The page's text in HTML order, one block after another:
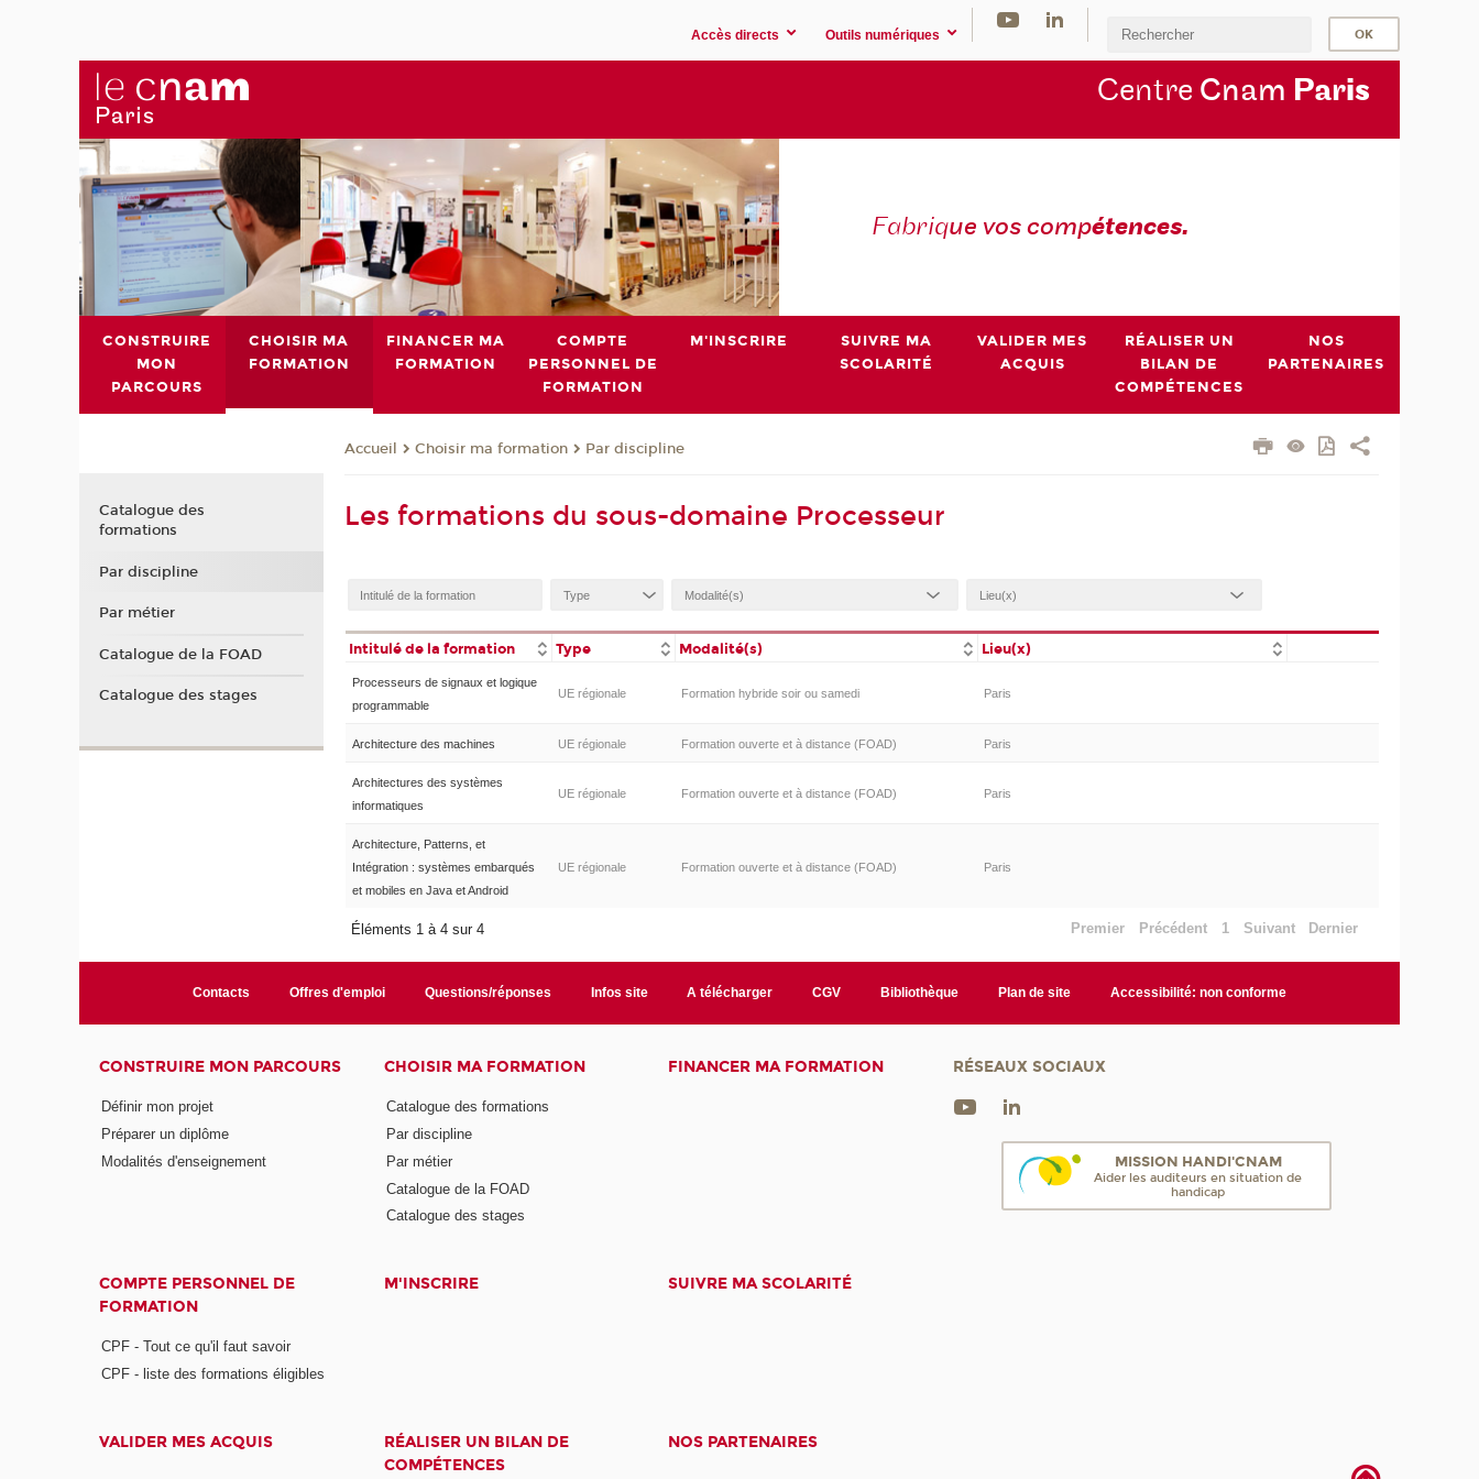
Accès directs Outils numériques
Centre Cnam Paris
Fabrique vos compétences.
CONSTRUIRE
MON
PARCOURS
CHOISIR MA
FORMATION
FINANCER MA
FORMATION
COMPTE
PERSONNEL DE
FORMATION
M'INSCRIRE
SUIVRE MA
SCOLARITÉ
VALIDER MES
ACQUIS
RÉALISER UN
BILAN DE
COMPÉTENCES
NOS
PARTENAIRES
Accueil Choisir ma formation Par discipline
Les formations du sous-domaine Processeur
Intitulé de la formation Type Modalité(s) Lieu(x)
Processeurs de signaux et logique
programmable
UE régionale Formation hybride soir ou samedi Paris
Architecture des machines UE régionale Formation ouverte et à distance (FOAD) Paris
Architectures des systèmes
informatiques
UE régionale Formation ouverte et à distance (FOAD) Paris
Architecture, Patterns, et
Intégration : systèmes embarqués
et mobiles en Java et Android
UE régionale Formation ouverte et à distance (FOAD) Paris
Éléments 1 à 4 sur 4 Premier Précédent 1 Suivant Dernier
Catalogue des
formations
Par discipline
Par métier
Catalogue de la FOAD
Catalogue des stages
Contacts Offres d'emploi Questions/réponses Infos site A télécharger CGV Bibliothèque Plan de site Accessibilité: non conforme
CONSTRUIRE MON PARCOURS
Définir mon projet
Préparer un diplôme
Modalités d'enseignement
CHOISIR MA FORMATION
Catalogue des formations
Par discipline
Par métier
Catalogue de la FOAD
Catalogue des stages
FINANCER MA FORMATION
COMPTE PERSONNEL DE
FORMATION
CPF - Tout ce qu'il faut savoir
CPF - liste des formations éligibles
M'INSCRIRE SUIVRE MA SCOLARITÉ
VALIDER MES ACQUIS
RÉALISER UN BILAN DE
COMPÉTENCES
NOS PARTENAIRES
RÉSEAUX SOCIAUX
MISSION HANDI'CNAM
Aider les auditeurs en situation de
handicap